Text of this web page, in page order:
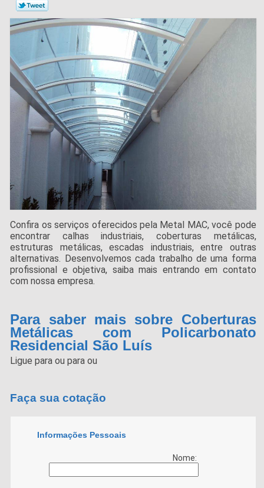
Confira os serviços oferecidos pela Metal MAC, você pode
encontrar calhas industriais, coberturas metálicas,
estruturas metálicas, escadas industriais, entre outras
alternativas. Desenvolvemos cada trabalho de uma forma
profissional e objetiva, saiba mais entrando em contato
com nossa empresa.
Para saber mais sobre Coberturas
Metálicas com Policarbonato
Residencial São Luís
Ligue paraou paraou
Faça sua cotação
Informações Pessoais
Nome: